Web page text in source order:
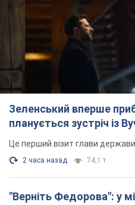
Зеленський вперше
планується зустріч із
Це перший візит глави
2 часа назад 74,1 т.
"Верніть Федорова": у